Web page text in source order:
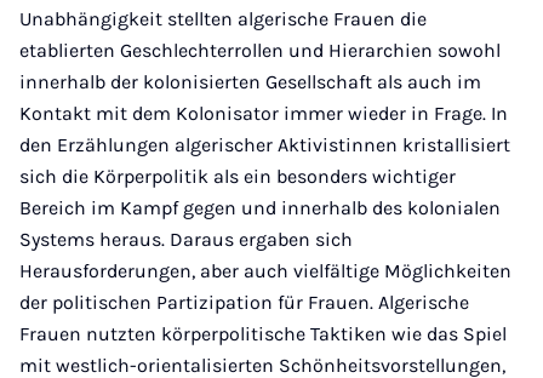
Unabhängigkeit stellten algerische Frauen die
etablierten Geschlechterrollen und Hierarchien sowohl
innerhalb der kolonisierten Gesellschaft als auch im
Kontakt mit dem Kolonisator immer wieder in Frage. In
den Erzählungen algerischer Aktivistinnen kristallisiert
sich die Körperpolitik als ein besonders wichtiger
Bereich im Kampf gegen und innerhalb des kolonialen
Systems heraus. Daraus ergaben sich
Herausforderungen, aber auch vielfältige Möglichkeiten
der politischen Partizipation für Frauen. Algerische
Frauen nutzten körperpolitische Taktiken wie das Spiel
mit westlich-orientalisierten Schönheitsvorstellungen,